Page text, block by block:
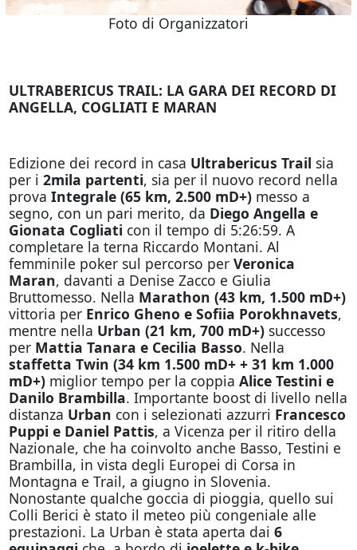
Foto di Organizzatori
ULTRABERICUS TRAIL: LA GARA DEI RECORD DI
ANGELLA, COGLIATI E MARAN
Edizione dei record in casa Ultrabericus Trail sia
per i 2mila partenti, sia per il nuovo record nella
prova Integrale (65 km, 2.500 mD+)messo a
segno, con un pari merito, da Diego Angella e
Gionata Cogliati con il tempo di 5:26:59. A
completare la terna Riccardo Montani. Al
femminile poker sul percorso per Veronica
Maran, davanti a Denise Zacco e Giulia
Bruttomesso. Nella Marathon (43 km, 1.500 mD+)
vittoria per Enrico Gheno e Sofiia Porokhnavets,
mentre nella Urban (21 km, 700 mD+) successo
per Mattia Tanara e Cecilia Basso. Nella
staffetta Twin (34 km 1.500 mD+ + 31 km 1.000
mD+)miglior tempo per la coppia Alice Testini e
Danilo Brambilla. Importante boost di livello nella
distanza Urban con i selezionati azzurri Francesco
Puppi e Daniel Pattis, a Vicenza per il ritiro della
Nazionale, che ha coinvolto anche Basso, Testini e
Brambilla, in vista degli Europei di Corsa in
Montagna e Trail, a giugno in Slovenia.
Nonostante qualche goccia di pioggia, quello sui
Colli Berici è stato il meteo più congeniale alle
prestazioni. La Urban è stata aperta dai 6